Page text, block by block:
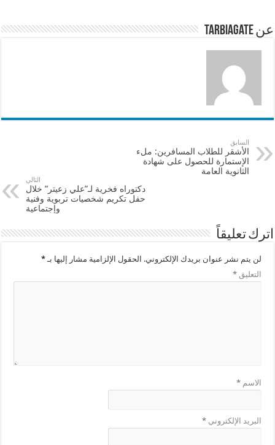
o
k
p
عن tarbiagate
السابق
الأشقر للطلاب المسافرين: ملء
الإستمارة للحصول على شهادة
الثانوية العامة
التالي
دكتوراه فخرية لـ”علي زعيتر” خلال
حفل تكريم شخصيات تربوية وفنية
وإجتماعية
اترك تعليقاً
لن يتم نشر عنوان بريدك الإلكتروني. الحقول الإلزامية مشار إليها بـ*
التعليق*
الاسم*
البريد الإلكتروني*